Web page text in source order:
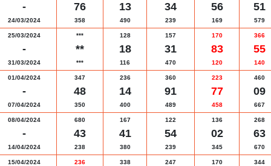
-
24/03/2024
76
358
13
490
34
239
56
169
51
579
25/03/2024
-
31/03/2024
***
**
***
128
18
116
157
31
470
170
83
120
366
55
140
01/04/2024
-
07/04/2024
347
48
350
236
14
400
360
91
489
223
77
458
460
09
667
08/04/2024
-
14/04/2024
680
43
238
167
41
380
122
54
239
136
02
345
268
63
670
15/04/2024 236 338 247 170 344